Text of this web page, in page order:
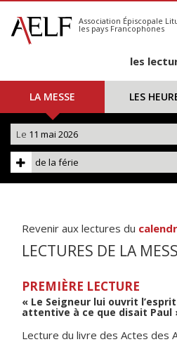
S'abonner
Calendrier
Association Épiscopale
les pays Francophones
les
LA MESSE LES
Le 11 mai 2026
de la férie
Revenir aux lectures du
LECTURES DE LA
PREMIÈRE LECTURE
« Le Seigneur lui ouvrit
attentive à ce que disait Paul
Lecture du livre des Actes des